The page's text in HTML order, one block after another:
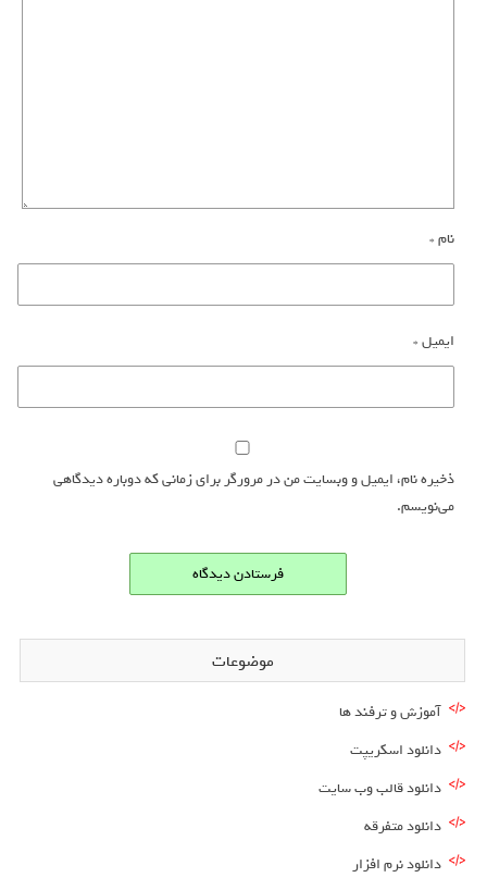
نام*
ایمیل*
ذخیره نام، ایمیل و وبسایت من در مرورگر برای زمانی که دوباره دیدگاهی
می‌نویسم.
موضوعات
آموزش و ترفند ها
دانلود اسکریپت
دانلود قالب وب سایت
دانلود متفرقه
دانلود نرم افزار